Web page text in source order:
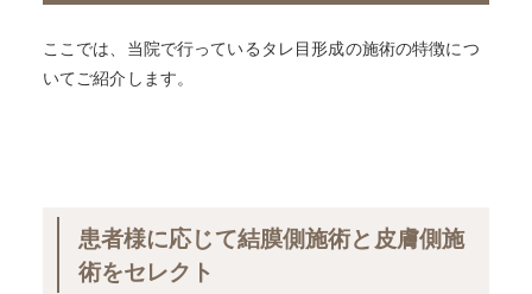
ここでは、当院で行っているタレ目形成の施術の特徴につ
いてご紹介します。
患者様に応じて結膜側施術と皮膚側施
術をセレクト